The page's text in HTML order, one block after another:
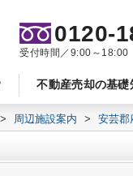
不動産売却の基礎
0120-
受付時間／9:00～
> 周辺施設案内 > 安芸郡